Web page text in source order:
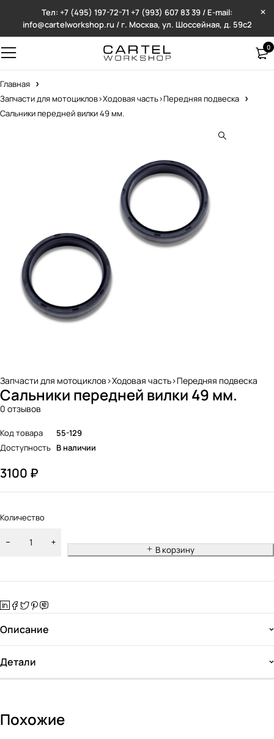
Тел: +7 (495) 197-72-71 +7 (993) 607 83 39 / E-mail:
info@cartelworkshop.ru / г. Москва, ул. Шоссейная, д. 59с2
0
Главная
Запчасти для мотоциклов>Ходовая часть>Передняя подвеска
Сальники передней вилки 49 мм.
Запчасти для мотоциклов>Ходовая часть>Передняя подвеска
Сальники передней вилки 49 мм.
0 отзывов
Код товара
55-129
Доступность В наличии
3100 ₽
Количество
В корзину
Описание
Детали
Похожие